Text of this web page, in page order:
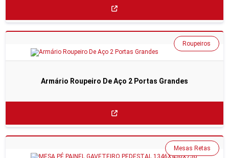
Armário Roupeiro De Aço 2 Portas Grandes
Roupeiros
Mesas Retas